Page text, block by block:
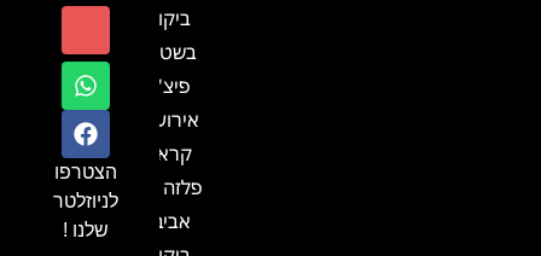
ביקור
בשטח-
פיצ'ר
אירועים
קראון
פלזה תל
אביב-
הצטרפו
לניוזלטר
שלנו !